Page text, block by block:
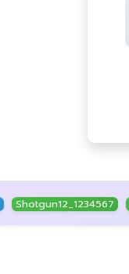
Shotgun12_1234567